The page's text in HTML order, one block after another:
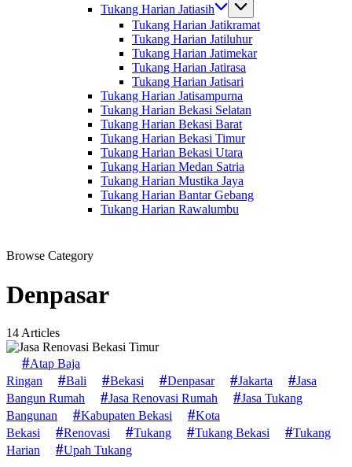
Tukang Harian Jatiasih
Tukang Harian Jatikramat
Tukang Harian Jatiluhur
Tukang Harian Jatimekar
Tukang Harian Jatirasa
Tukang Harian Jatisari
Tukang Harian Jatisampurna
Tukang Harian Bekasi Selatan
Tukang Harian Bekasi Barat
Tukang Harian Bekasi Timur
Tukang Harian Bekasi Utara
Tukang Harian Medan Satria
Tukang Harian Mustika Jaya
Tukang Harian Bantar Gebang
Tukang Harian Rawalumbu
Browse Category
Denpasar
14 Articles
Atap Baja
Ringan
Bali Bekasi Denpasar Jakarta
Jasa
Bangun Rumah
Jasa Renovasi Rumah
Jasa Tukang
Bangunan
Kabupaten Bekasi
Kota
Bekasi
Renovasi Tukang Tukang Bekasi
Tukang
Harian
Upah Tukang